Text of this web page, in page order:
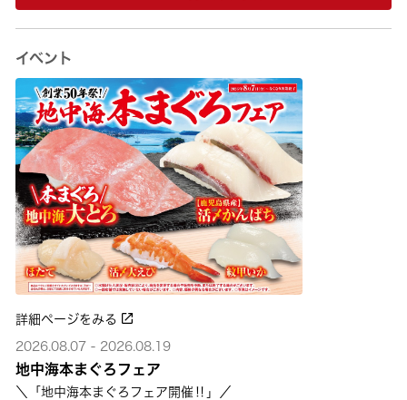
イベント
詳細ページをみる
2026.08.07 - 2026.08.19
地中海本まぐろフェア
＼「地中海本まぐろフェア開催‼」／